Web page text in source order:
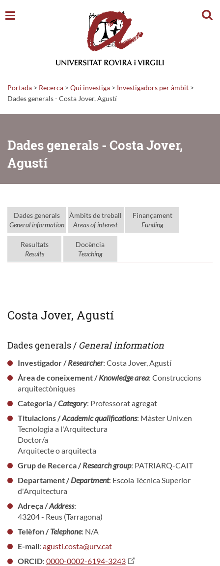
Portada > Recerca > Qui investiga > Investigadors per àmbit >
Dades generals - Costa Jover, Agustí
Dades generals - Costa Jover,
Agustí
Dades generals
General information
Àmbits de treball
Areas of interest
Finançament
Funding
Resultats
Results
Docència
Teaching
Costa Jover, Agustí
Dades generals / General information
Investigador /Researcher: Costa Jover, Agustí
Àrea de coneixement /Knowledge area: Construccions
arquitectòniques
Categoria /Category: Professorat agregat
Titulacions /Academic qualifications: Màster Univ.en
Tecnologia a l'Arquitectura
Doctor/a
Arquitecte o arquitecta
Grup de Recerca /Research group: PATRIARQ-CAIT
Departament /Department: Escola Tècnica Superior
d'Arquitectura
Adreça /Address:
43204 - Reus (Tarragona)
Telèfon /Telephone: N/A
E-mail: agusti.costa@urv.cat
ORCID: 0000-0002-6194-3243